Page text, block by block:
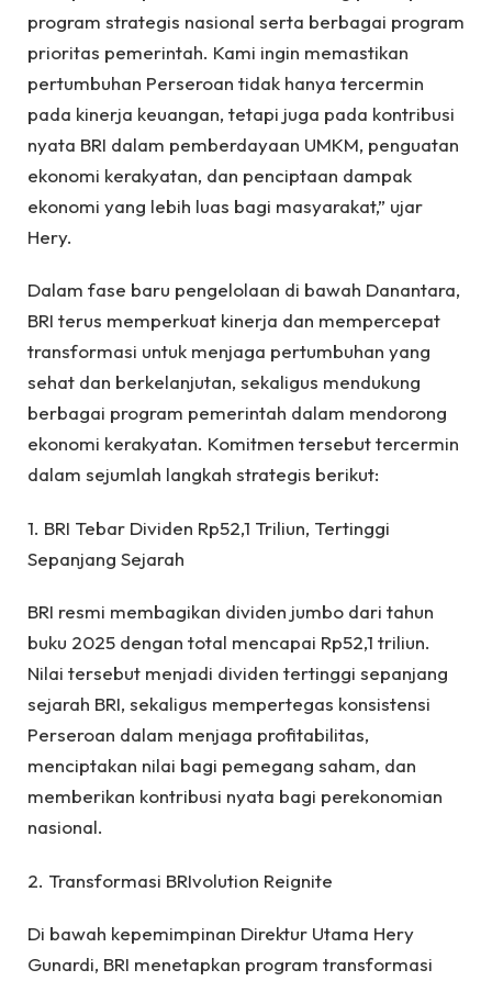
program strategis nasional serta berbagai program
prioritas pemerintah. Kami ingin memastikan
pertumbuhan Perseroan tidak hanya tercermin
pada kinerja keuangan, tetapi juga pada kontribusi
nyata BRI dalam pemberdayaan UMKM, penguatan
ekonomi kerakyatan, dan penciptaan dampak
ekonomi yang lebih luas bagi masyarakat,” ujar
Hery.
Dalam fase baru pengelolaan di bawah Danantara,
BRI terus memperkuat kinerja dan mempercepat
transformasi untuk menjaga pertumbuhan yang
sehat dan berkelanjutan, sekaligus mendukung
berbagai program pemerintah dalam mendorong
ekonomi kerakyatan. Komitmen tersebut tercermin
dalam sejumlah langkah strategis berikut:
1. BRI Tebar Dividen Rp52,1 Triliun, Tertinggi
Sepanjang Sejarah
BRI resmi membagikan dividen jumbo dari tahun
buku 2025 dengan total mencapai Rp52,1 triliun.
Nilai tersebut menjadi dividen tertinggi sepanjang
sejarah BRI, sekaligus mempertegas konsistensi
Perseroan dalam menjaga profitabilitas,
menciptakan nilai bagi pemegang saham, dan
memberikan kontribusi nyata bagi perekonomian
nasional.
2. Transformasi BRIvolution Reignite
Di bawah kepemimpinan Direktur Utama Hery
Gunardi, BRI menetapkan program transformasi